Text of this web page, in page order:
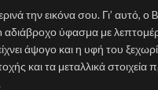
την εικόνα σου. Γι’ αυτό, ο
αδιάβροχο ύφασμα με
άψογο και η υφή του
και τα μεταλλικά στοιχεία